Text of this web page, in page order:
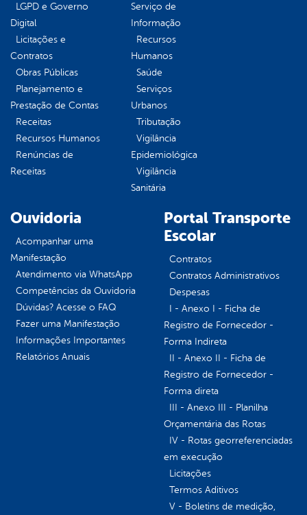
LGPD e Governo
Digital
Licitações e
Contratos
Obras Públicas
Planejamento e
Prestação de Contas
Receitas
Recursos Humanos
Renúncias de
Receitas
Serviço de
Informação
Recursos
Humanos
Saúde
Serviços
Urbanos
Tributação
Vigilância
Epidemiológica
Vigilância
Sanitária
Ouvidoria
Acompanhar uma
Manifestação
Atendimento via WhatsApp
Competências da Ouvidoria
Dúvidas? Acesse o FAQ
Fazer uma Manifestação
Informações Importantes
Relatórios Anuais
Portal Transporte
Escolar
Contratos
Contratos Administrativos
Despesas
I - Anexo I - Ficha de
Registro de Fornecedor -
Forma Indireta
II - Anexo II - Ficha de
Registro de Fornecedor -
Forma direta
III - Anexo III - Planilha
Orçamentária das Rotas
IV - Rotas georreferenciadas
em execução
Licitações
Termos Aditivos
V - Boletins de medição,